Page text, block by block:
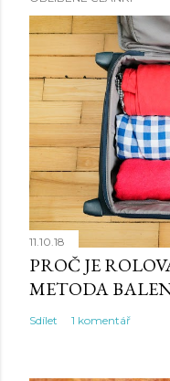
11.10.18
PROČ JE
METODA
Sdílet 1 komentář